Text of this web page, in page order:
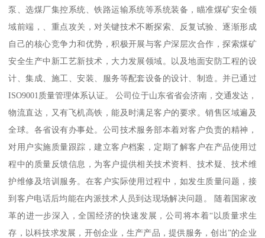
泵、选煤厂集控系统、铁路运输系统等系统装备，瞄准煤矿安全领
域前端，、重点攻关，对关键技术不断探索、反复试验、逐渐形成
自己的核心竞争力和优势，积极开展与客户深层次合作，探索煤矿
安全生产中新工艺新技术，大力发展领域。以及地面安防工程的设
计、集成、施工、安装、服务等配套设备的设计、制造。并已通过
ISO9001质量管理体系认证。 公司位于山东省省会济南，交通发达，
物流直达，又有飞机高铁，能及时满足客户的要求。销售区域遍及
全球。各省设有办事处。公司技术服务部本着对客户负责的精神，
对用户实施质量跟踪，建立客户档案，定期了解客户在产品使用过
程中的质量反馈信息，为客户提供相关技术资料、技术疑、技术维
护维修及培训服务。在客户实际使用过程中，如发生质量问题，接
到客户电话后均能在内派技术人员到达现场解决问题。 随着国家改
革的进一步深入，全国经济的快速发展，公司将本着“以质量求生
存，以科技求发展，开创企业，生产产品，提供服务，创出”的企业